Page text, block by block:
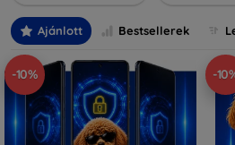
fedésről vagy íves
előtt tartva kínálunk megoldásokat
Ajánlott Bestsellerek
-10% -